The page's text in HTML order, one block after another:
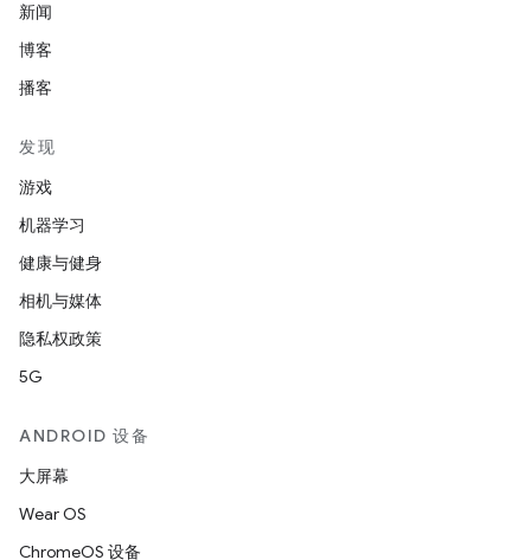
新闻
博客
播客
发现
游戏
机器学习
健康与健身
相机与媒体
隐私权政策
5G
ANDROID 设备
大屏幕
Wear OS
ChromeOS 设备